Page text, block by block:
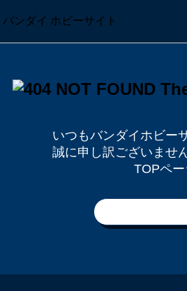
いつもバンダイホビー
誠に申し訳ございませ
TOPペー